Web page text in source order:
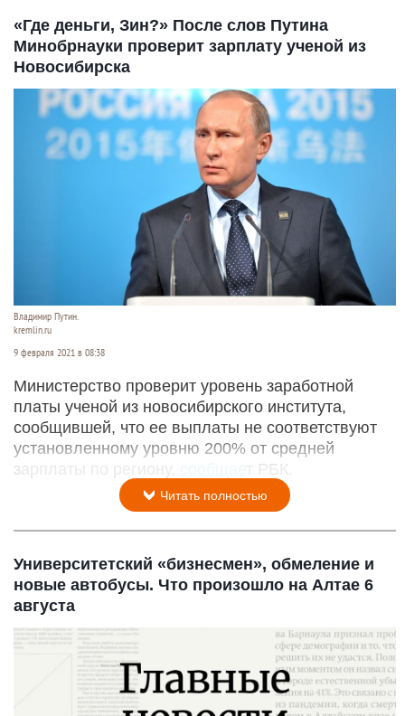
«Где деньги, Зин?» После слов Путина
Минобрнауки проверит зарплату ученой из
Новосибирска
Владимир Путин.
kremlin.ru
9 февраля 2021 в 08:38
Министерство проверит уровень заработной
платы ученой из новосибирского института,
сообщившей, что ее выплаты не соответствуют
установленному уровню 200% от средней
зарплаты по региону,
сообщае т РБК.
Читать полностью
Университетский «бизнесмен», обмеление и
новые автобусы. Что произошло на Алтае 6
августа